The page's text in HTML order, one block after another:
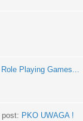
Role Playing Games...
PKO UWAGA !